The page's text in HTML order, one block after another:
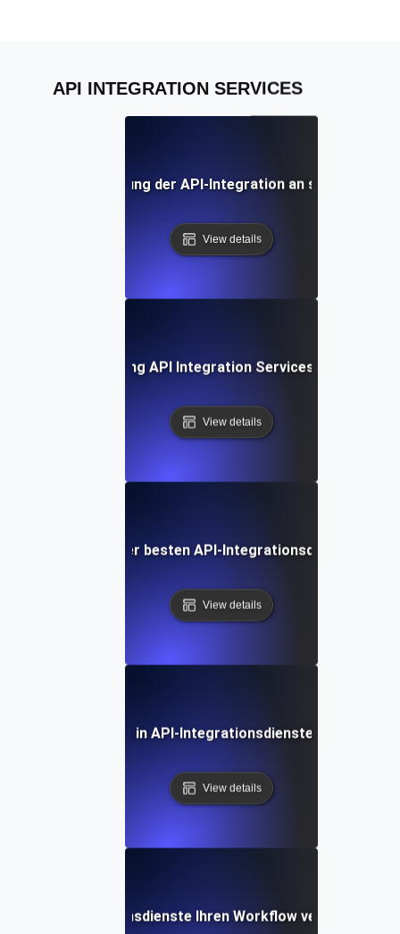
API INTEGRATION SERVICES
der Auslagerung der API-Integration an
View details
Study: Leveraging API Integration Services for
View details
Vergleich der besten API-Integrationsdienstleister
View details
Zukünftige Trends in API-Integrationsdiensten und
View details
Wie API-Integrationsdienste Ihren Workflow vereinfachen